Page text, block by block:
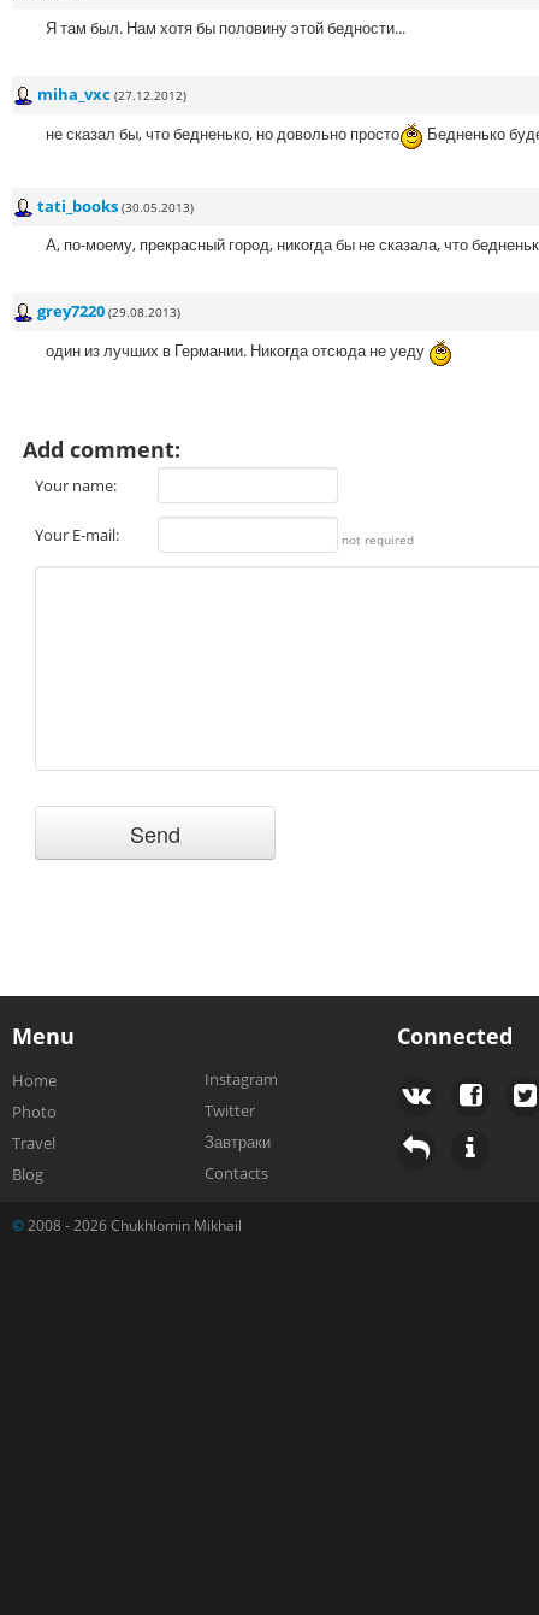
Я там был. Нам хотя бы половину этой бедности...
miha_vxc (27.12.2012)
не сказал бы, что бедненько, но довольно просто Бедненько
tati_books (30.05.2013)
А, по-моему, прекрасный город, никогда бы не сказала, что
grey7220 (29.08.2013)
один из лучших в Германии. Никогда отсюда не уеду
Add comment:
Your name:
Your E-mail: not required
Menu
Home
Photo
Travel
Blog
Instagram
Twitter
Завтраки
Contacts
Connected
© 2008 - 2026 Chukhlomin Mikhail